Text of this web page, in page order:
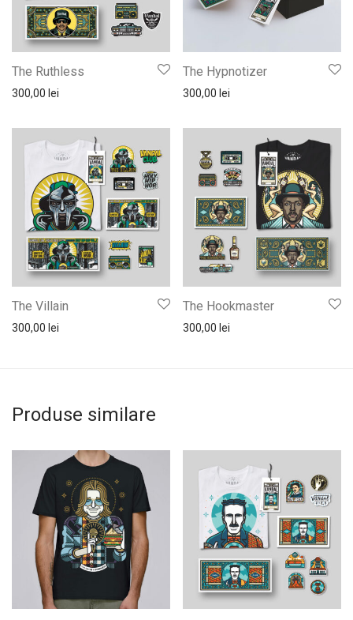
The Ruthless
300,00 lei
The Hypnotizer
300,00 lei
The Villain
300,00 lei
The Hookmaster
300,00 lei
Produse similare